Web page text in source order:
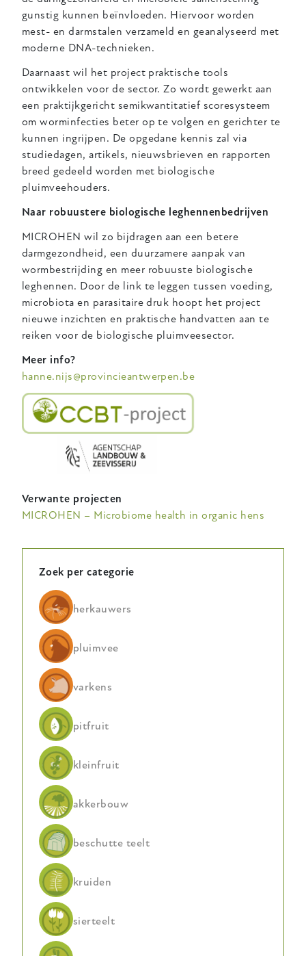
gunstig kunnen beïnvloeden. Hiervoor worden
mest- en darmstalen verzameld en geanalyseerd met
moderne DNA-technieken.
Daarnaast wil het project praktische tools
ontwikkelen voor de sector. Zo wordt gewerkt aan
een praktijkgericht semikwantitatief scoresysteem
om worminfecties beter op te volgen en gerichter te
kunnen ingrijpen. De opgedane kennis zal via
studiedagen, artikels, nieuwsbrieven en rapporten
breed gedeeld worden met biologische
pluimveehouders.
Naar robuustere biologische leghennenbedrijven
MICROHEN wil zo bijdragen aan een betere
darmgezondheid, een duurzamere aanpak van
wormbestrijding en meer robuuste biologische
leghennen. Door de link te leggen tussen voeding,
microbiota en parasitaire druk hoopt het project
nieuwe inzichten en praktische handvatten aan te
reiken voor de biologische pluimveesector.
Meer info?
hanne.nijs@provincieantwerpen.be
Verwante projecten
MICROHEN – Microbiome health in organic hens
Zoek per categorie
herkauwers
pluimvee
varkens
pitfruit
kleinfruit
akkerbouw
beschutte teelt
kruiden
sierteelt